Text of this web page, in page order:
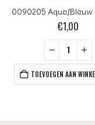
€1,00
TOEVOEGEN AAN